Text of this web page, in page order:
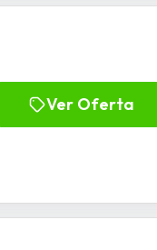
Ver Oferta